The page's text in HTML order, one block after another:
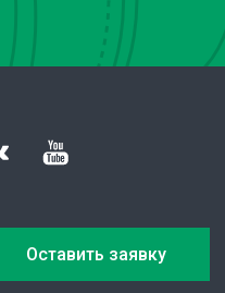
Оставить заявку